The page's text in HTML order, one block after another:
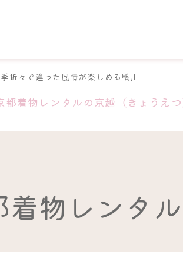
折々で違った風情が楽しめる鴨川
着物レンタルの京越（きょうえ
着物レンタル